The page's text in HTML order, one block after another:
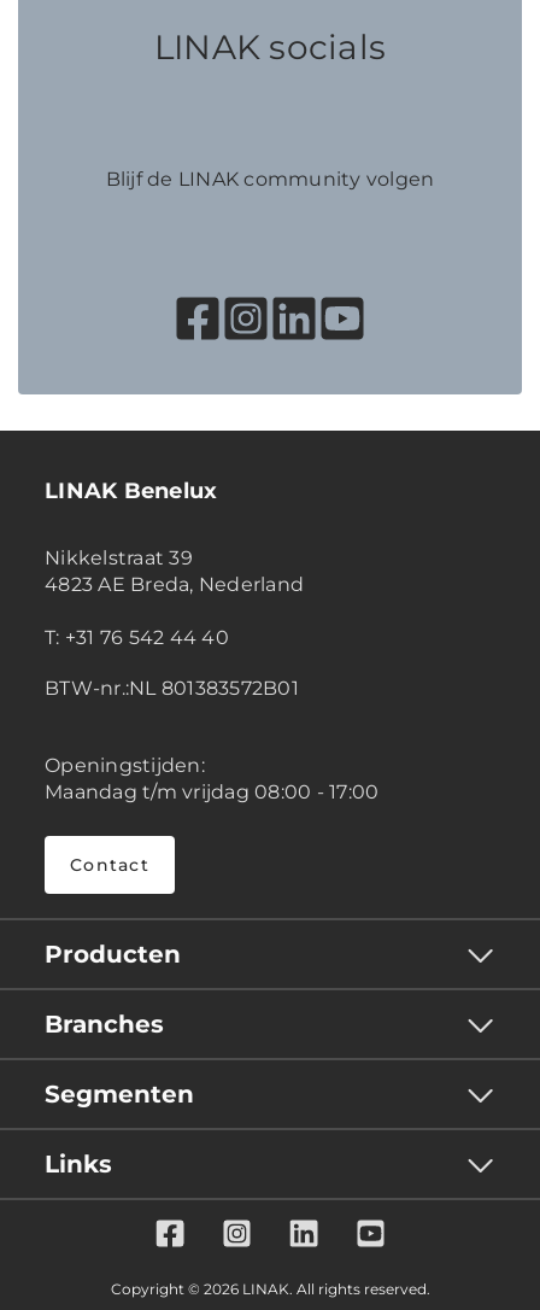
LINAK socials
Blijf de LINAK community volgen
LINAK Benelux
Nikkelstraat 39
4823 AE Breda, Nederland
T: +31 76 542 44 40
BTW-nr.:NL 801383572B01
Openingstijden:
Maandag t/m vrijdag 08:00 - 17:00
Contact
Producten
Branches
Segmenten
Links
Copyright © 2026 LINAK. All rights reserved.